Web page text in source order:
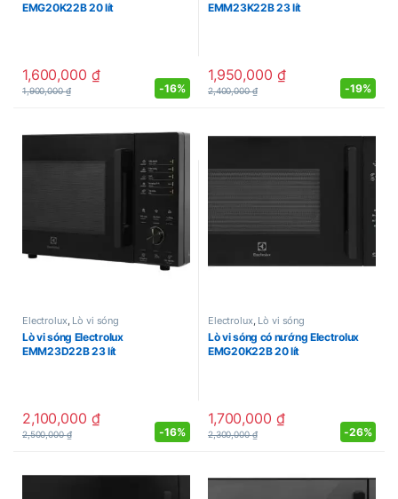
EMG20K22B 20 lít
1,600,000 ₫
1,900,000₫ -16%
EMM23K22B 23 lít
1,950,000 ₫
2,400,000₫ -19%
Electrolux Lò vi sóng
Lò vi sóng Electrolux
EMM23D22B 23 lít
2,100,000 ₫
2,500,000₫ -16%
Electrolux Lò vi sóng
Lò vi sóng có nướng Electrolux
EMG20K22B 20 lít
1,700,000 ₫
2,300,000₫ -26%